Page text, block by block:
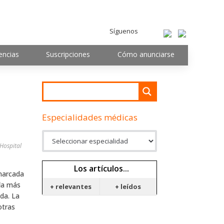
Síguenos
Suscripciones Cómo anunciarse
más
La
Especialidades médicas
Los artículos...
+ relevantes + leídos